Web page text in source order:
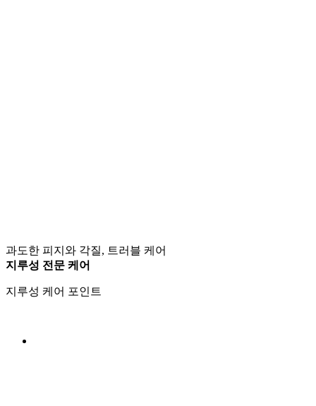
과도한 피지와 각질, 트러블 케어
지루성 전문 케어
지루성 케어 포인트